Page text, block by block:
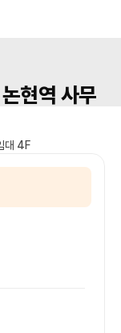
논현역 사무
대 4F